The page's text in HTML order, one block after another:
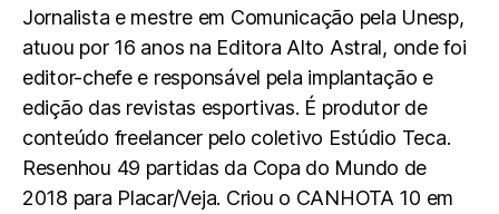
Jornalista e mestre em Comunicação pela Unesp,
atuou por 16 anos na Editora Alto Astral, onde foi
editor-chefe e responsável pela implantação e
edição das revistas esportivas. É produtor de
conteúdo freelancer pelo coletivo Estúdio Teca.
Resenhou 49 partidas da Copa do Mundo de
2018 para Placar/Veja. Criou o CANHOTA 10 em